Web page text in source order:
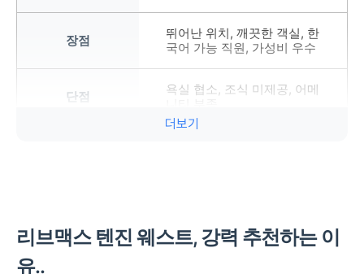
뛰어난 위치, 깨끗한 객실, 한
국어 가능 직원, 가성비 우수
욕실 협소, 조식 미제공, 어메
더보기
리브맥스 텐진 웨스트, 강력 추천하는 이
유..